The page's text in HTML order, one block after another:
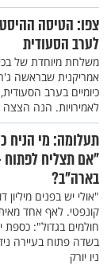
צפו: הטיסה
לערב הסעודית
משלחת מיוחדת של
אמריקנית שבראשה
כיומיים בערב
לאמירויות. הנה
תעלומה: מי
"אם תצליח
בארה"ב?
"אולי יש בפנים
קונפטי. לאף אחד
חולמים בגדול":
בשדה פתוח בעיירה
ניו יורק